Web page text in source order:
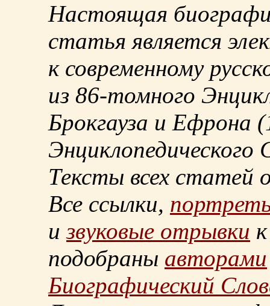
Настоящая
статья является
к современному
из 86-томного
Брокгауза и Ефрона
Энциклопедического
Тексты всех статей
Все ссылки,
извуковые отрывки
подобраны авторами
Биографический